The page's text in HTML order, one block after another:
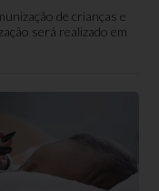
de crianças e
será realizado em